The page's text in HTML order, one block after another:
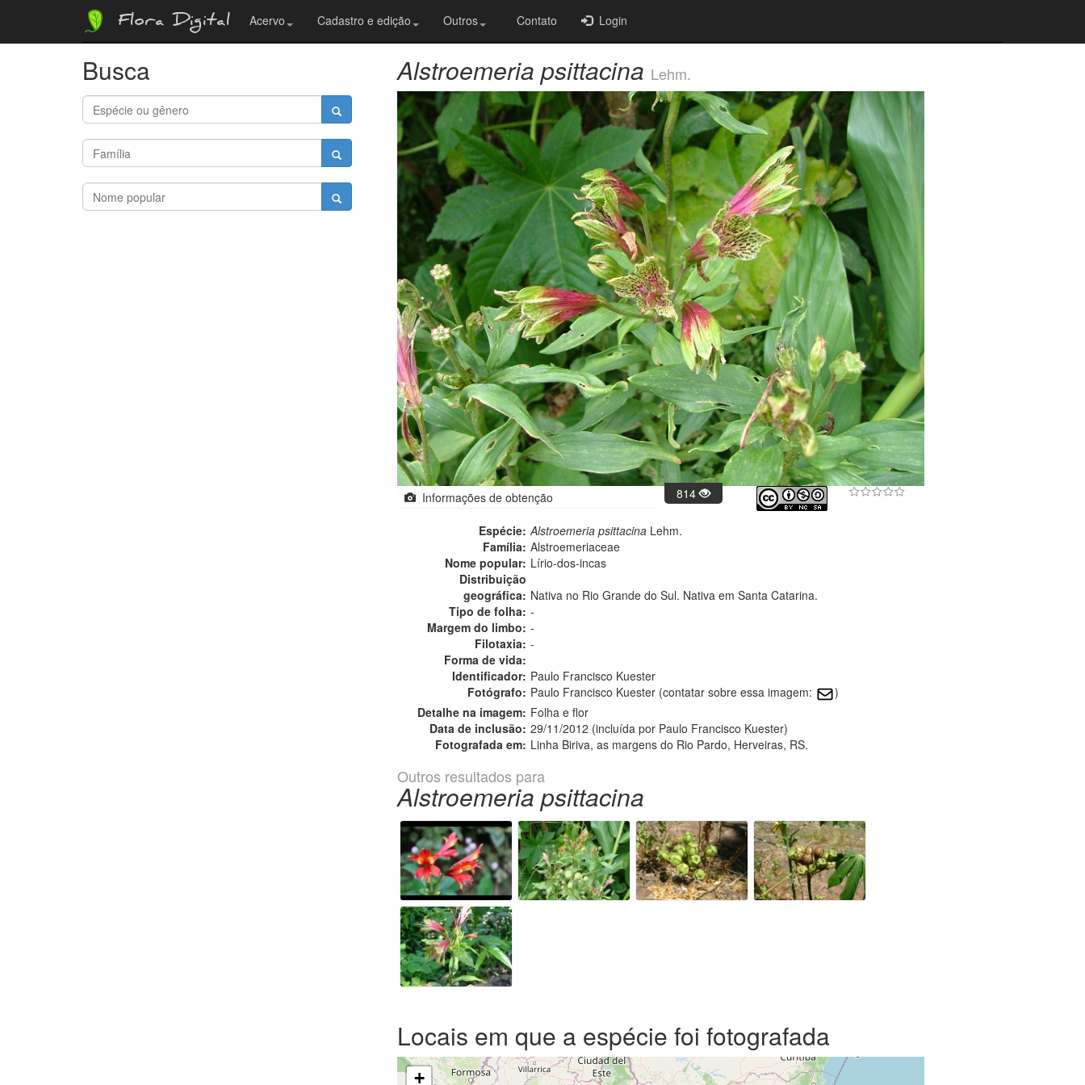
Flora Digital Acervo Cadastro e edição Outros Contato Login
Busca Alstroemeria psittacina Lehm.
Informações de obtenção 814
Espécie: Alstroemeria psittacina Lehm.
Família: Alstroemeriaceae
Nome popular: Lírio-dos-incas
Distribuição
geográfica: Nativa no Rio Grande do Sul. Nativa em Santa Catarina.
Tipo de folha: -
Margem do limbo: -
Filotaxia: -
Forma de vida:
Identificador: Paulo Francisco Kuester
Fotógrafo: Paulo Francisco Kuester (contatar sobre essa imagem:
)
Detalhe na imagem: Folha e flor
Data de inclusão: 29/11/2012 (incluída por Paulo Francisco Kuester)
Fotografada em: Linha Biriva, as margens do Rio Pardo, Herveiras, RS.
Outros resultados para
Alstroemeria psittacina
Locais em que a espécie foi fotografada
+